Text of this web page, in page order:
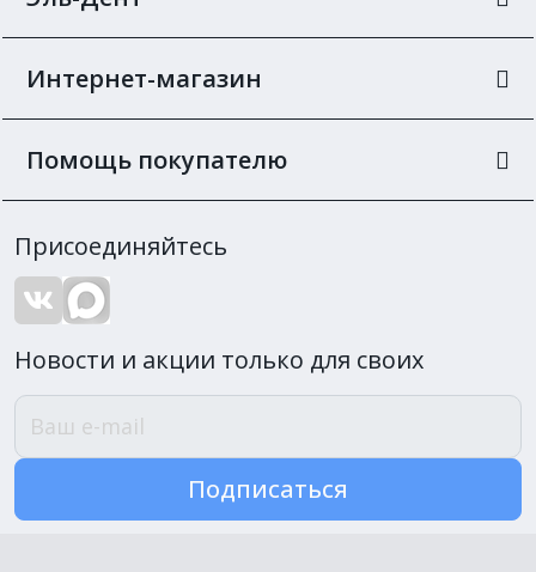
Интернет-магазин
Помощь покупателю
Присоединяйтесь
Новости и акции только для своих
Подписаться